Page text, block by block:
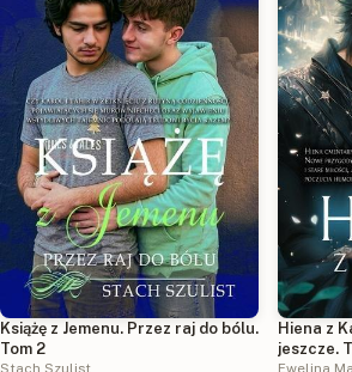
Książę z Jemenu. Przez raj do bólu.
Tom 2
Stach Szulist
Hiena z
jeszcze.
Ewelina